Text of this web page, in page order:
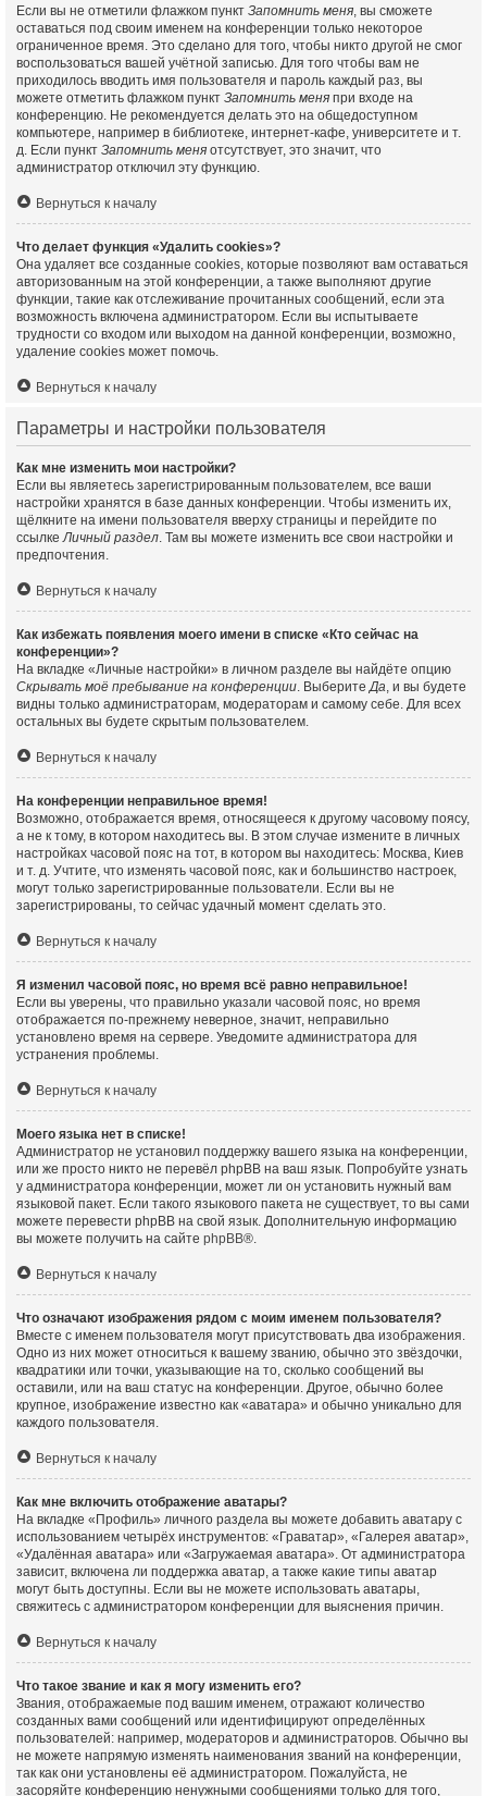
Если вы не отметили флажком пункт Запомнить меня, вы сможете
оставаться под своим именем на конференции только некоторое
ограниченное время. Это сделано для того, чтобы никто другой не смог
воспользоваться вашей учётной записью. Для того чтобы вам не
приходилось вводить имя пользователя и пароль каждый раз, вы
можете отметить флажком пункт Запомнить меня при входе на
конференцию. Не рекомендуется делать это на общедоступном
компьютере, например в библиотеке, интернет-кафе, университете и т.
д. Если пункт Запомнить меня отсутствует, это значит, что
администратор отключил эту функцию.
Вернуться к началу
Что делает функция «Удалить cookies»?
Она удаляет все созданные cookies, которые позволяют вам оставаться
авторизованным на этой конференции, а также выполняют другие
функции, такие как отслеживание прочитанных сообщений, если эта
возможность включена администратором. Если вы испытываете
трудности со входом или выходом на данной конференции, возможно,
удаление cookies может помочь.
Вернуться к началу
Параметры и настройки пользователя
Как мне изменить мои настройки?
Если вы являетесь зарегистрированным пользователем, все ваши
настройки хранятся в базе данных конференции. Чтобы изменить их,
щёлкните на имени пользователя вверху страницы и перейдите по
ссылкеЛичный раздел. Там вы можете изменить все свои настройки и
предпочтения.
Вернуться к началу
Как избежать появления моего имени в списке «Кто сейчас на
конференции»?
На вкладке «Личные настройки» в личном разделе вы найдёте опцию
Скрывать моё пребывание на конференции. ВыберитеДа, и вы будете
видны только администраторам, модераторам и самому себе. Для всех
остальных вы будете скрытым пользователем.
Вернуться к началу
На конференции неправильное время!
Возможно, отображается время, относящееся к другому часовому поясу,
а не к тому, в котором находитесь вы. В этом случае измените в личных
настройках часовой пояс на тот, в котором вы находитесь: Москва, Киев
и т. д. Учтите, что изменять часовой пояс, как и большинство настроек,
могут только зарегистрированные пользователи. Если вы не
зарегистрированы, то сейчас удачный момент сделать это.
Вернуться к началу
Я изменил часовой пояс, но время всё равно неправильное!
Если вы уверены, что правильно указали часовой пояс, но время
отображается по-прежнему неверное, значит, неправильно
установлено время на сервере. Уведомите администратора для
устранения проблемы.
Вернуться к началу
Моего языка нет в списке!
Администратор не установил поддержку вашего языка на конференции,
или же просто никто не перевёл phpBB на ваш язык. Попробуйте узнать
у администратора конференции, может ли он установить нужный вам
языковой пакет. Если такого языкового пакета не существует, то вы сами
можете перевести phpBB на свой язык. Дополнительную информацию
вы можете получить на сайте phpBB®.
Вернуться к началу
Что означают изображения рядом с моим именем пользователя?
Вместе с именем пользователя могут присутствовать два изображения.
Одно из них может относиться к вашему званию, обычно это звёздочки,
квадратики или точки, указывающие на то, сколько сообщений вы
оставили, или на ваш статус на конференции. Другое, обычно более
крупное, изображение известно как «аватара» и обычно уникально для
каждого пользователя.
Вернуться к началу
Как мне включить отображение аватары?
На вкладке «Профиль» личного раздела вы можете добавить аватару с
использованием четырёх инструментов: «Граватар», «Галерея аватар»,
«Удалённая аватара» или «Загружаемая аватара». От администратора
зависит, включена ли поддержка аватар, а также какие типы аватар
могут быть доступны. Если вы не можете использовать аватары,
свяжитесь с администратором конференции для выяснения причин.
Вернуться к началу
Что такое звание и как я могу изменить его?
Звания, отображаемые под вашим именем, отражают количество
созданных вами сообщений или идентифицируют определённых
пользователей: например, модераторов и администраторов. Обычно вы
не можете напрямую изменять наименования званий на конференции,
так как они установлены её администратором. Пожалуйста, не
засоряйте конференцию ненужными сообщениями только для того,